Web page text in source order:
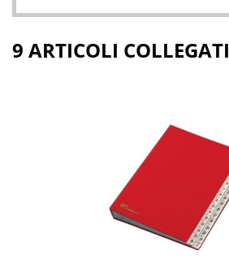
9 ARTICOLI COLLEGATI